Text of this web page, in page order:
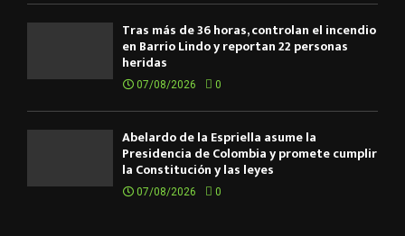
Tras más de 36 horas, controlan el incendio
en Barrio Lindo y reportan 22 personas
heridas
07/08/2026 0
Abelardo de la Espriella asume la
Presidencia de Colombia y promete cumplir
la Constitución y las leyes
07/08/2026 0